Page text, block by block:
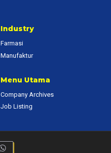
Industry
Farmasi
Manufaktur
Menu Utama
Company Archives
Job Listing